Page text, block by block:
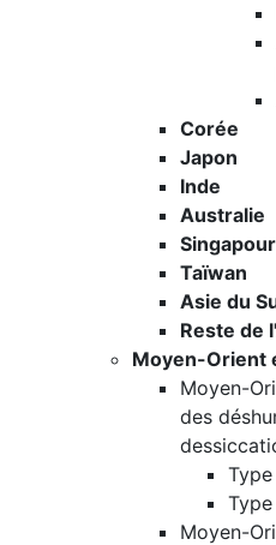
Corée
Japon
Inde
Australie
Singapour
Taïwan
Asie du
Reste de
Moyen-Orient
Moyen-
des
Moyen-